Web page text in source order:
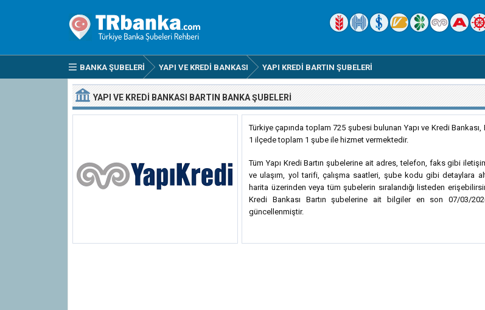
BANKA ŞUBELERI YAPI VE KREDI BANKASI YAPI KREDI BARTIN ŞUBELERI
YAPI VE KREDI BANKASI BARTIN BANKA ŞUBELERI
Türkiye çapında toplam 725 şubesi bulunan Yapı ve Kredi Bankası,
1 ilçede toplam 1 şube ile hizmet vermektedir.
Tüm Yapı Kredi Bartın şubelerine ait adres, telefon, faks gibi
ve ulaşım, yol tarifi, çalışma saatleri, şube kodu gibi detaylara
harita üzerinden veya tüm şubelerin sıralandığı listeden
Kredi Bankası Bartın şubelerine ait bilgiler en son 07/03/
güncellenmiştir.